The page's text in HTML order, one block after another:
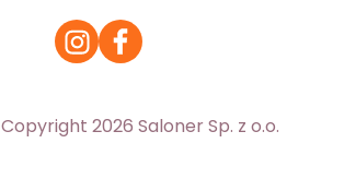
Copyright 2026 Saloner Sp. z o.o.